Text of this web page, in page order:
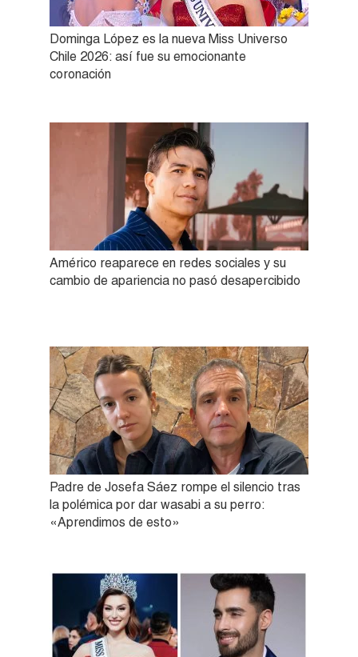
Dominga López es la nueva Miss Universo
Chile 2026: así fue su emocionante
coronación
Américo reaparece en redes sociales y su
cambio de apariencia no pasó desapercibido
Padre de Josefa Sáez rompe el silencio tras
la polémica por dar wasabi a su perro:
«Aprendimos de esto»